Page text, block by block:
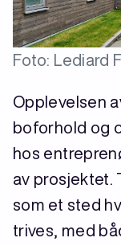
Foto: Lediard
Opplevelsen
boforhold og
hos
av prosjektet.
som et sted
trives, med